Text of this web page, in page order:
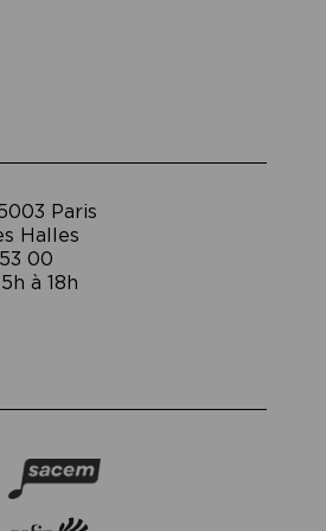
Paris
Halles
00
à 18h